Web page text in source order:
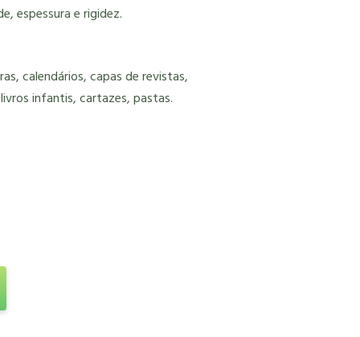
espessura e rigidez.
calendários, capas de revistas,
infantis, cartazes, pastas.